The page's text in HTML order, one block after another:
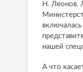
Н. Леонов.
нашей
А что